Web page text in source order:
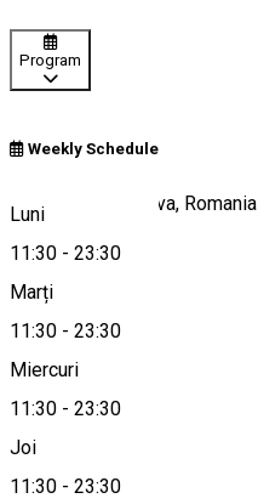
Program
Weekly Schedule
Luni
11:30 - 23:30
Marți
11:30 - 23:30
Miercuri
11:30 - 23:30
Joi
11:30 - 23:30
Calea Unirii, Craiova, Romania
Hartă